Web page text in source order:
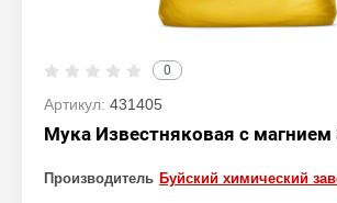
0
Артикул: 431405
Мука Известняковая с магнием
Производитель Буйский химический